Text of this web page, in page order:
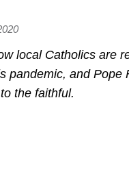
local Catholics are
pandemic, and Pope
the faithful.